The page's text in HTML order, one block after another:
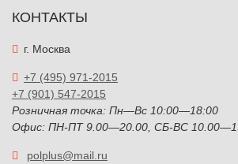
КОНТАКТЫ
г. Москва
+7 (495) 971-2015
+7 (901) 547-2015
Розничная точка: Пн—Вс 10:00—18:00
Офис: ПН-ПТ 9.00—20.00, СБ-ВС
polplus@mail.ru